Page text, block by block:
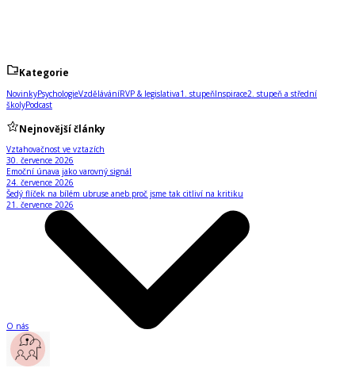
Kategorie
NovinkyPsychologieVzděláváníRVP & legislativa1. stupeňInspirace2. stupeň a střední
školyPodcast
Nejnovější články
Vztahovačnost ve vztazích
30. července 2026
Emoční únava jako varovný signál
24. července 2026
Šedý flíček na bílém ubruse aneb proč jsme tak citliví na kritiku
21. července 2026
O nás